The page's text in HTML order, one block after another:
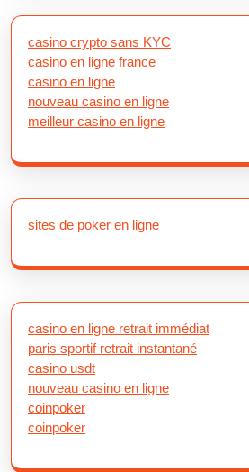
casino crypto sans KYC
casino en ligne france
casino en ligne
nouveau casino en ligne
meilleur casino en ligne
sites de poker en ligne
casino en ligne retrait immédiat
paris sportif retrait instantané
casino usdt
nouveau casino en ligne
coinpoker
coinpoker